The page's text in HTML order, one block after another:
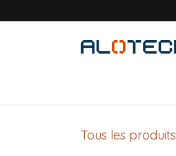
Tous les produits